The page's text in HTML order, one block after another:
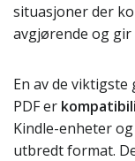
situasjoner der
avgjørende og
En av de
PDF er
Kindle-enheter
utbredt format.